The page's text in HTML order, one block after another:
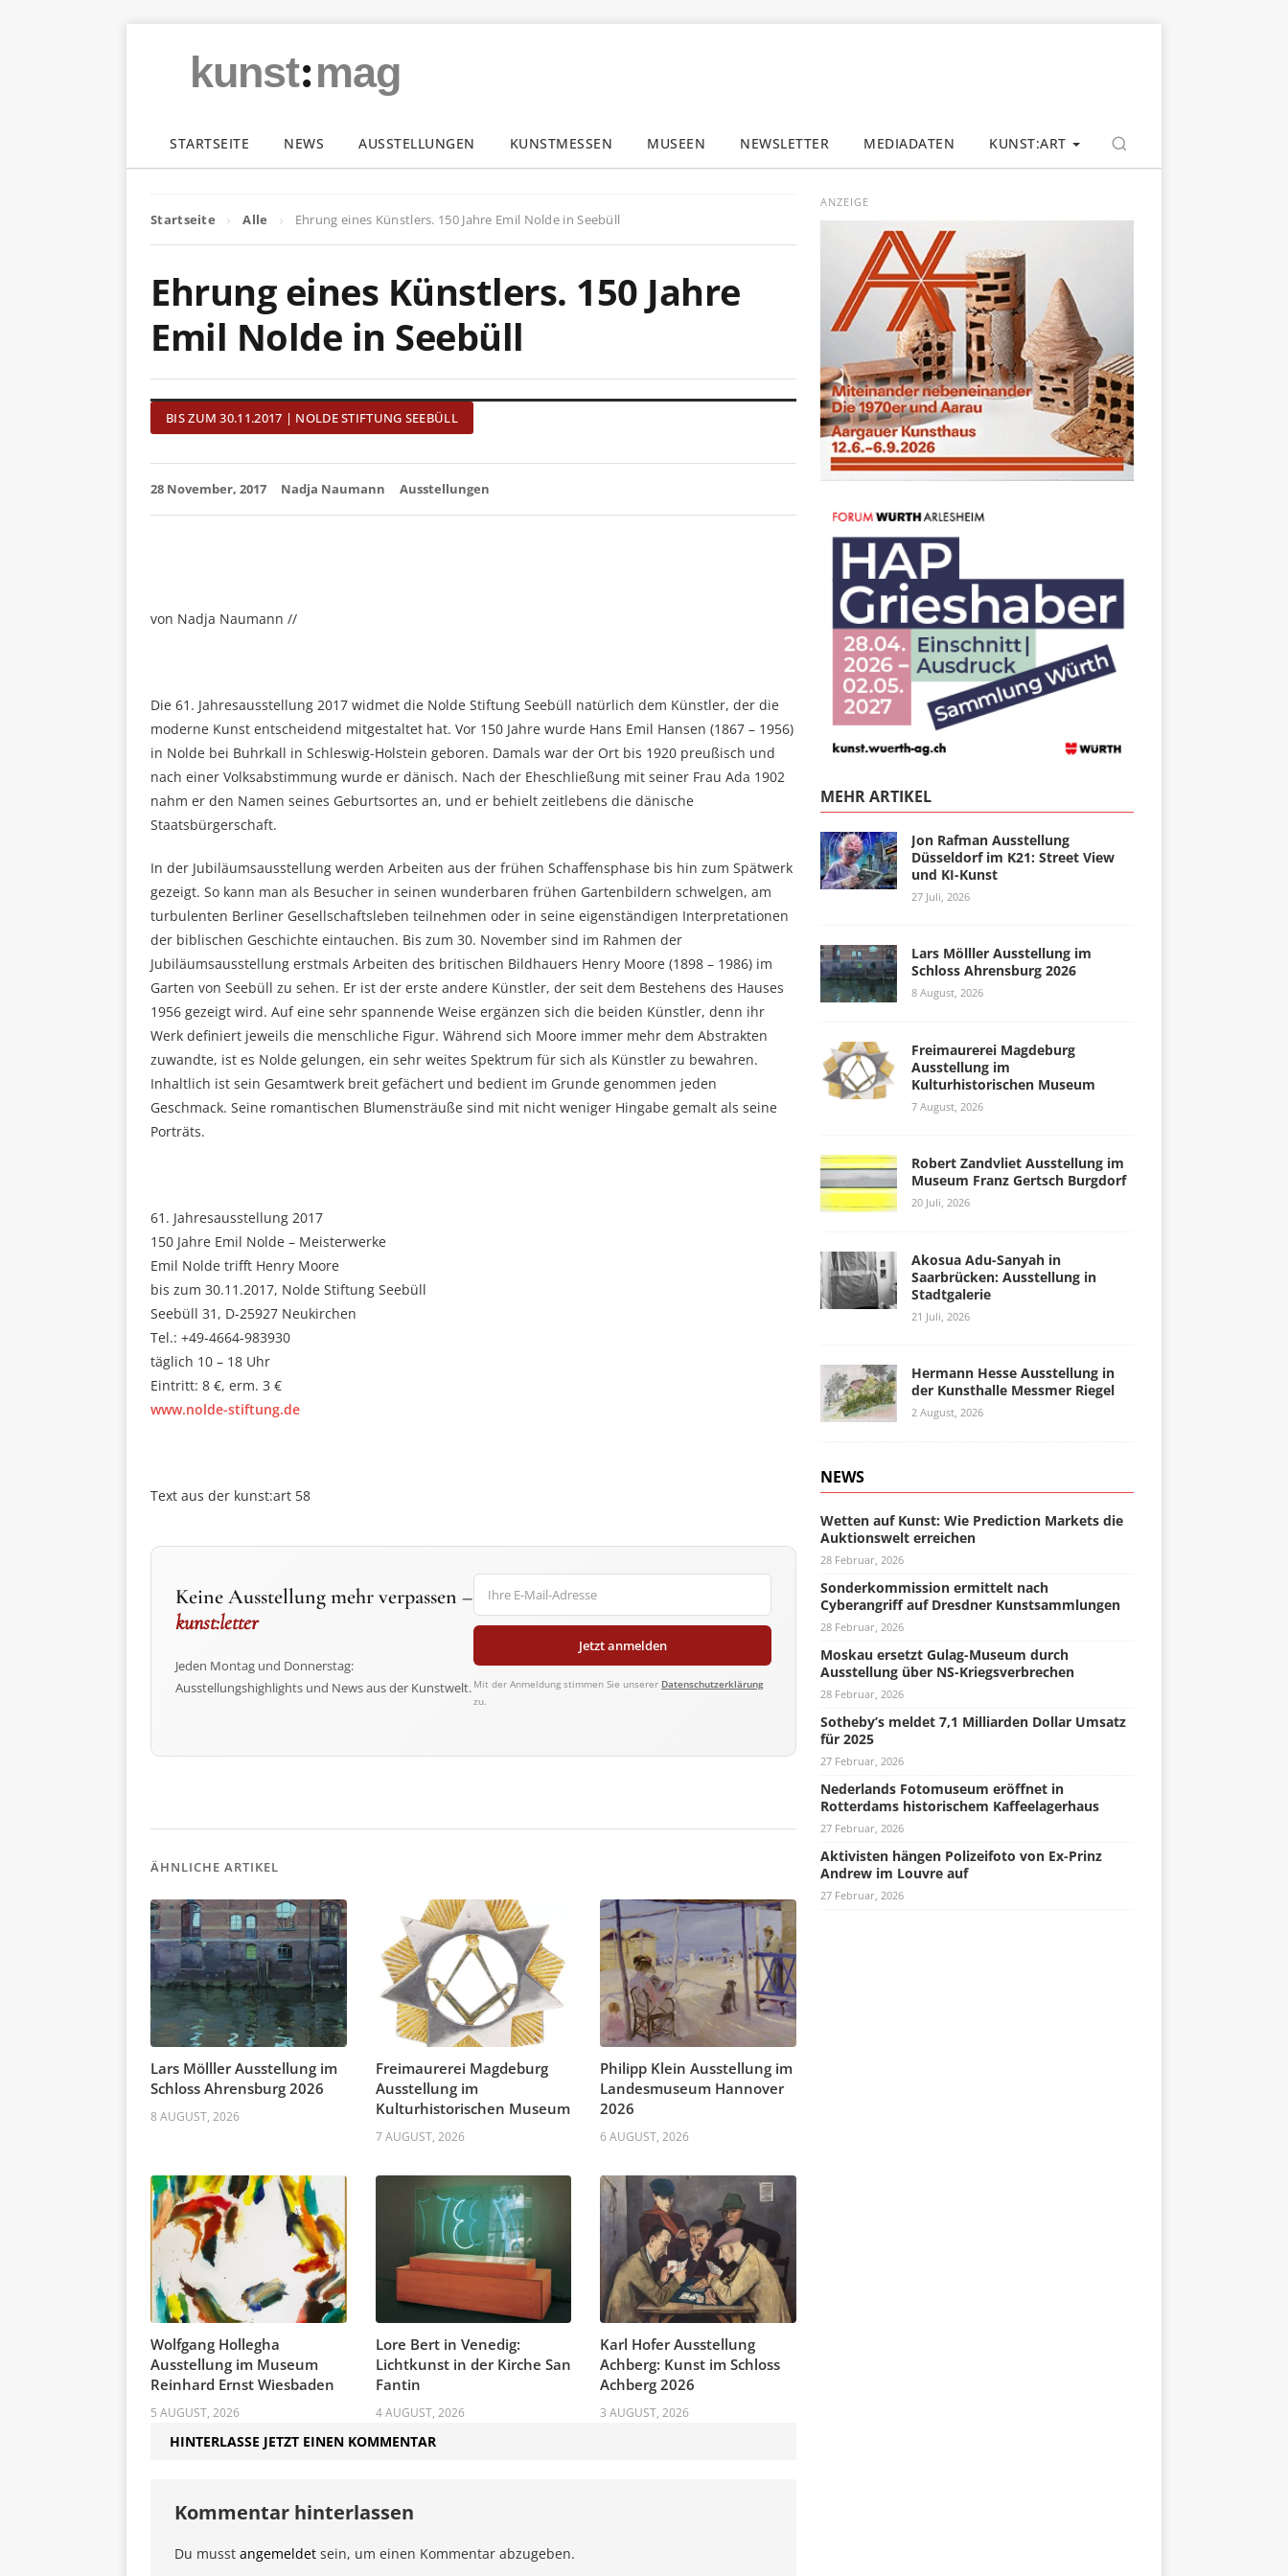
kunst:mag
STARTSEITE NEWS AUSSTELLUNGEN KUNSTMESSEN MUSEEN NEWSLETTER MEDIADATEN KUNST:ART
Startseite Alle Ehrung eines Künstlers. 150 Jahre Emil Nolde in Seebüll
Ehrung eines Künstlers. 150 Jahre
Emil Nolde in Seebüll
BIS ZUM 30.11.2017 | NOLDE STIFTUNG SEEBÜLL
28 November, 2017 Nadja Naumann Ausstellungen
von Nadja Naumann //
Die 61. Jahresausstellung 2017 widmet die Nolde Stiftung Seebüll natürlich dem Künstler, der die
moderne Kunst entscheidend mitgestaltet hat. Vor 150 Jahre wurde Hans Emil Hansen (1867 – 1956)
in Nolde bei Buhrkall in Schleswig-Holstein geboren. Damals war der Ort bis 1920 preußisch und
nach einer Volksabstimmung wurde er dänisch. Nach der Eheschließung mit seiner Frau Ada 1902
nahm er den Namen seines Geburtsortes an, und er behielt zeitlebens die dänische
Staatsbürgerschaft.
In der Jubiläumsausstellung werden Arbeiten aus der frühen Schaffensphase bis hin zum Spätwerk
gezeigt. So kann man als Besucher in seinen wunderbaren frühen Gartenbildern schwelgen, am
turbulenten Berliner Gesellschaftsleben teilnehmen oder in seine eigenständigen Interpretationen
der biblischen Geschichte eintauchen. Bis zum 30. November sind im Rahmen der
Jubiläumsausstellung erstmals Arbeiten des britischen Bildhauers Henry Moore (1898 – 1986) im
Garten von Seebüll zu sehen. Er ist der erste andere Künstler, der seit dem Bestehens des Hauses
1956 gezeigt wird. Auf eine sehr spannende Weise ergänzen sich die beiden Künstler, denn ihr
Werk definiert jeweils die menschliche Figur. Während sich Moore immer mehr dem Abstrakten
zuwandte, ist es Nolde gelungen, ein sehr weites Spektrum für sich als Künstler zu bewahren.
Inhaltlich ist sein Gesamtwerk breit gefächert und bedient im Grunde genommen jeden
Geschmack. Seine romantischen Blumensträuße sind mit nicht weniger Hingabe gemalt als seine
Porträts.
61. Jahresausstellung 2017
150 Jahre Emil Nolde – Meisterwerke
Emil Nolde trifft Henry Moore
bis zum 30.11.2017, Nolde Stiftung Seebüll
Seebüll 31, D-25927 Neukirchen
Tel.: +49-4664-983930
täglich 10 – 18 Uhr
Eintritt: 8 €, erm. 3 €
www.nolde-stiftung.de
Text aus der kunst:art 58
Keine Ausstellung mehr verpassen –
kunst:letter
Jeden Montag und Donnerstag:
Ausstellungshighlights und News aus der Kunstwelt.
Jetzt anmelden
Mit der Anmeldung stimmen Sie unserer Datenschutzerklärung
zu.
ÄHNLICHE ARTIKEL
Lars Mölller Ausstellung im
Schloss Ahrensburg 2026
8 AUGUST, 2026
Freimaurerei Magdeburg
Ausstellung im
Kulturhistorischen Museum
7 AUGUST, 2026
Philipp Klein Ausstellung im
Landesmuseum Hannover
2026
6 AUGUST, 2026
Wolfgang Hollegha
Ausstellung im Museum
Reinhard Ernst Wiesbaden
5 AUGUST, 2026
Lore Bert in Venedig:
Lichtkunst in der Kirche San
Fantin
4 AUGUST, 2026
Karl Hofer Ausstellung
Achberg: Kunst im Schloss
Achberg 2026
3 AUGUST, 2026
HINTERLASSE JETZT EINEN KOMMENTAR
Kommentar hinterlassen
Du musst angemeldet sein, um einen Kommentar abzugeben.
ANZEIGE
MEHR ARTIKEL
Jon Rafman Ausstellung
Düsseldorf im K21: Street View
und KI-Kunst
27 Juli, 2026
Lars Mölller Ausstellung im
Schloss Ahrensburg 2026
8 August, 2026
Freimaurerei Magdeburg
Ausstellung im
Kulturhistorischen Museum
7 August, 2026
Robert Zandvliet Ausstellung im
Museum Franz Gertsch Burgdorf
20 Juli, 2026
Akosua Adu-Sanyah in
Saarbrücken: Ausstellung in
Stadtgalerie
21 Juli, 2026
Hermann Hesse Ausstellung in
der Kunsthalle Messmer Riegel
2 August, 2026
NEWS
Wetten auf Kunst: Wie Prediction Markets die
Auktionswelt erreichen
28 Februar, 2026
Sonderkommission ermittelt nach
Cyberangriff auf Dresdner Kunstsammlungen
28 Februar, 2026
Moskau ersetzt Gulag-Museum durch
Ausstellung über NS-Kriegsverbrechen
28 Februar, 2026
Sotheby’s meldet 7,1 Milliarden Dollar Umsatz
für 2025
27 Februar, 2026
Nederlands Fotomuseum eröffnet in
Rotterdams historischem Kaffeelagerhaus
27 Februar, 2026
Aktivisten hängen Polizeifoto von Ex-Prinz
Andrew im Louvre auf
27 Februar, 2026